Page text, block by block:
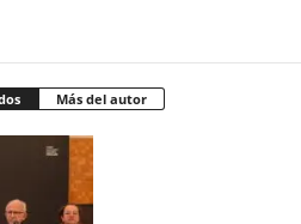
Más del autor